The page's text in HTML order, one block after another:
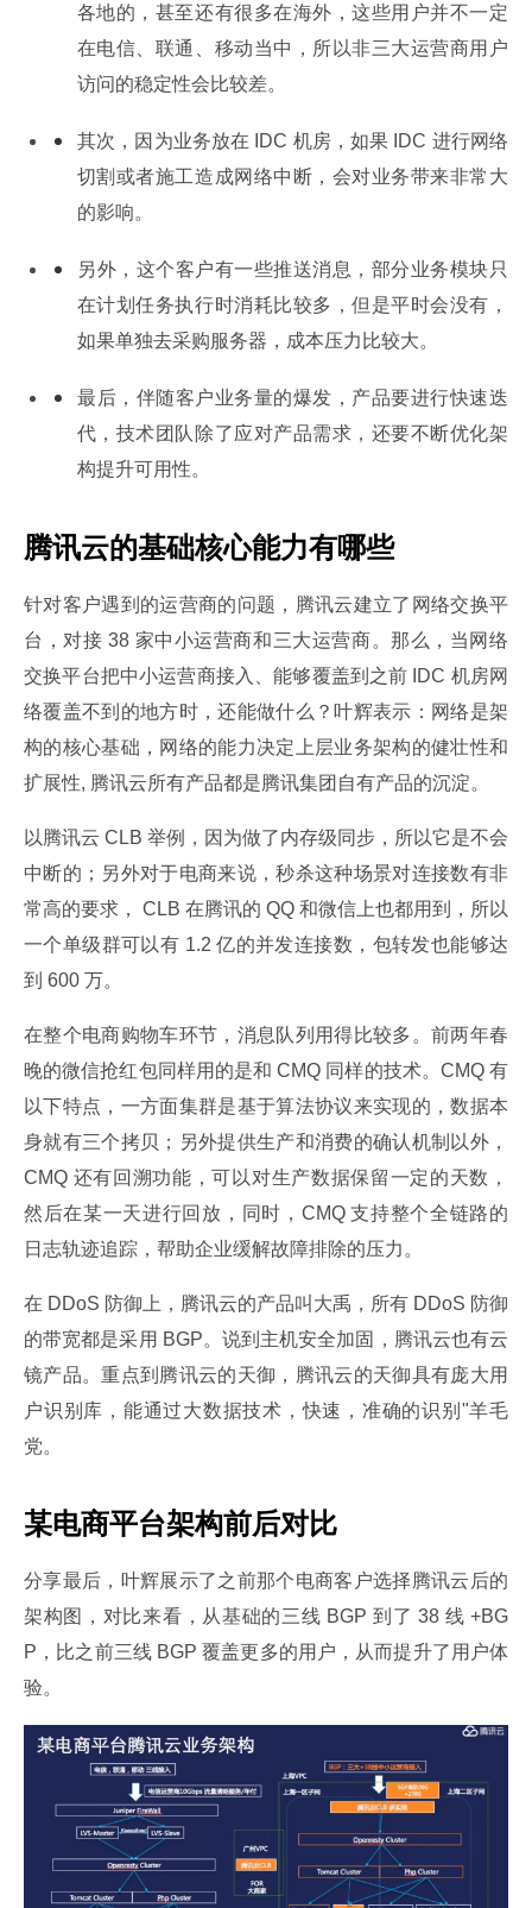
各地的，甚至还有很多在海外，这些用户并不一定
在电信、联通、移动当中，所以非三大运营商用户
访问的稳定性会比较差。
其次，因为业务放在 IDC 机房，如果 IDC 进行网络
切割或者施工造成网络中断，会对业务带来非常大
的影响。
另外，这个客户有一些推送消息，部分业务模块只
在计划任务执行时消耗比较多，但是平时会没有，
如果单独去采购服务器，成本压力比较大。
最后，伴随客户业务量的爆发，产品要进行快速迭
代，技术团队除了应对产品需求，还要不断优化架
构提升可用性。
腾讯云的基础核心能力有哪些
针对客户遇到的运营商的问题，腾讯云建立了网络交换平
台，对接 38 家中小运营商和三大运营商。那么，当网络
交换平台把中小运营商接入、能够覆盖到之前 IDC 机房网
络覆盖不到的地方时，还能做什么？叶辉表示：网络是架
构的核心基础，网络的能力决定上层业务架构的健壮性和
扩展性, 腾讯云所有产品都是腾讯集团自有产品的沉淀。
以腾讯云 CLB 举例，因为做了内存级同步，所以它是不会
中断的；另外对于电商来说，秒杀这种场景对连接数有非
常高的要求， CLB 在腾讯的 QQ 和微信上也都用到，所以
一个单级群可以有 1.2 亿的并发连接数，包转发也能够达
到 600 万。
在整个电商购物车环节，消息队列用得比较多。前两年春
晚的微信抢红包同样用的是和 CMQ 同样的技术。CMQ 有
以下特点，一方面集群是基于算法协议来实现的，数据本
身就有三个拷贝；另外提供生产和消费的确认机制以外，
CMQ 还有回溯功能，可以对生产数据保留一定的天数，
然后在某一天进行回放，同时，CMQ 支持整个全链路的
日志轨迹追踪，帮助企业缓解故障排除的压力。
在 DDoS 防御上，腾讯云的产品叫大禹，所有 DDoS 防御
的带宽都是采用 BGP。说到主机安全加固，腾讯云也有云
镜产品。重点到腾讯云的天御，腾讯云的天御具有庞大用
户识别库，能通过大数据技术，快速，准确的识别"羊毛
党。
某电商平台架构前后对比
分享最后，叶辉展示了之前那个电商客户选择腾讯云后的
架构图，对比来看，从基础的三线 BGP 到了 38 线 +BG
P，比之前三线 BGP 覆盖更多的用户，从而提升了用户体
验。